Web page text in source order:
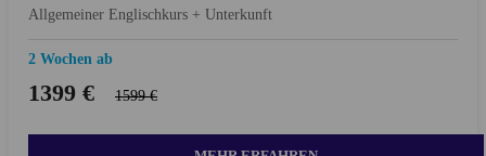
Allgemeiner Englischkurs + Unterkunft
2 Wochen ab
1399 € 1599 €